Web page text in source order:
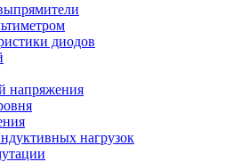
диодов
напряжения
нагрузок